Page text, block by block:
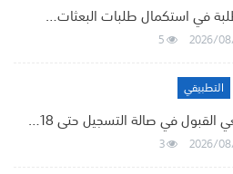
في استكمال طلبات البعثات…
2026/
5
التطبيقي
في صالة التسجيل حتى 18…
2026/
3